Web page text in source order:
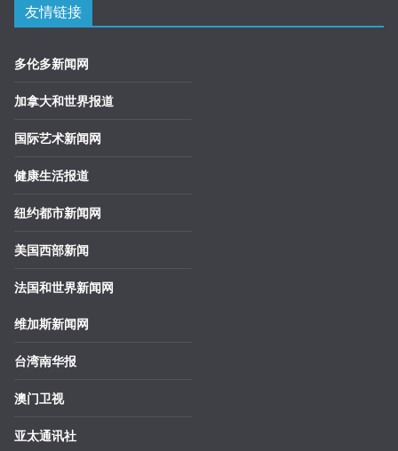
友情链接
多伦多新闻网
加拿大和世界报道
国际艺术新闻网
健康生活报道
纽约都市新闻网
美国西部新闻
法国和世界新闻网
维加斯新闻网
台湾南华报
澳门卫视
亚太通讯社